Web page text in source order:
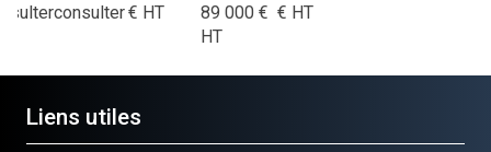
consulter€ HT
89 000 €
HT
€ HT
Liens utiles